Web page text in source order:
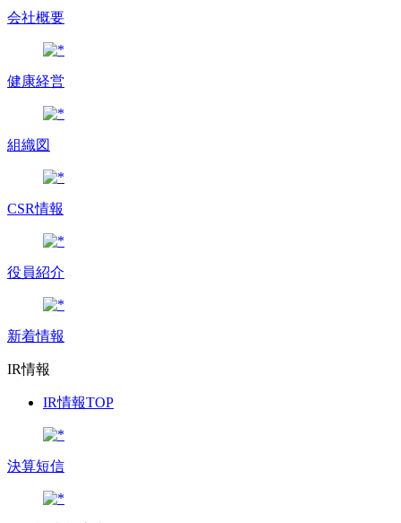
会社概要
健康経営
組織図
CSR情報
役員紹介
新着情報
IR情報
IR情報TOP
決算短信